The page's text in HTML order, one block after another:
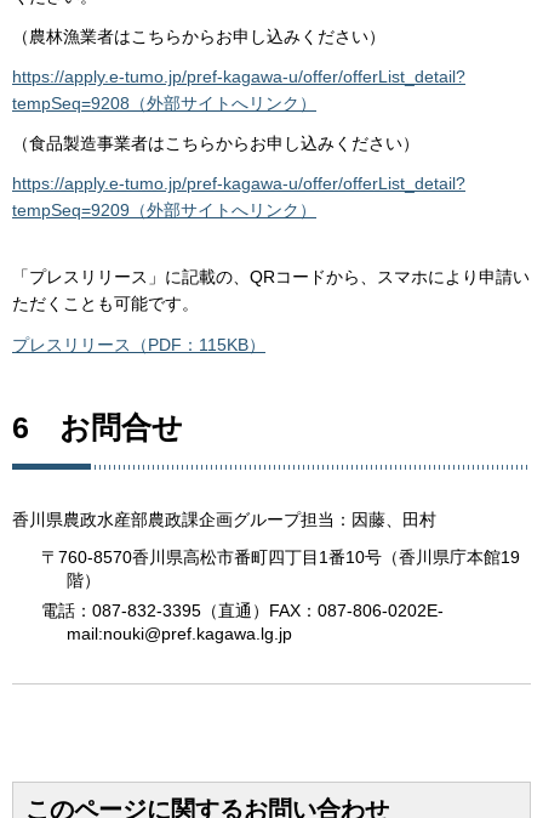
（農林漁業者はこちらからお申し込みください）
https://apply.e-tumo.jp/pref-kagawa-u/offer/offerList_detail?
tempSeq=9208（外部サイトへリンク）
（食品製造事業者はこちらからお申し込みください）
https://apply.e-tumo.jp/pref-kagawa-u/offer/offerList_detail?
tempSeq=9209（外部サイトへリンク）
「プレスリリース」に記載の、QRコードから、スマホにより申請い
ただくことも可能です。
プレスリリース（PDF：115KB）
6 お問合せ
香川県農政水産部農政課企画グループ担当：因藤、田村
〒760-8570香川県高松市番町四丁目1番10号（香川県庁本館19
階）
電話：087-832-3395（直通）FAX：087-806-0202E-
mail:nouki@pref.kagawa.lg.jp
このページに関するお問い合わせ